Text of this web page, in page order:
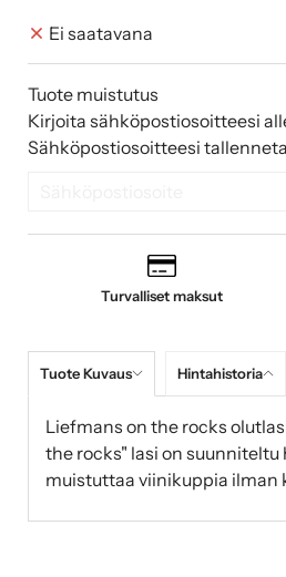
Ei saatavana
Tuote muistutus
Kirjoita sähköpostiosoitteesi
Sähköpostiosoitteesi
Turvalliset maksut
Tuote Kuvaus Hintahistoria
Liefmans on the rocks
the rocks" lasi on suunniteltu
muistuttaa viinikuppia ilman